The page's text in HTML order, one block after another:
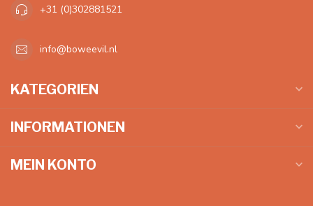
+31 (0)302881521
info@boweevil.nl
KATEGORIEN
INFORMATIONEN
MEIN KONTO